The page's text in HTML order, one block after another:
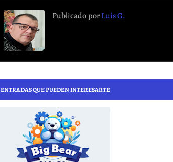
Publicado porLuis G.
ENTRADAS QUE PUEDEN INTERESARTE